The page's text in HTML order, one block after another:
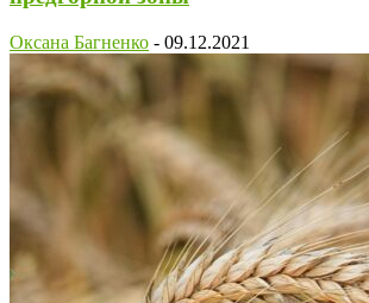
Оксана Багненко - 09.12.2021